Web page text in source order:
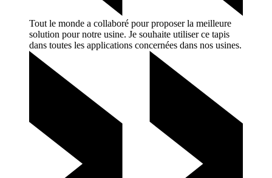
Tout le monde a collaboré pour proposer la meilleure
solution pour notre usine. Je souhaite utiliser ce tapis
dans toutes les applications concernées dans nos usines.